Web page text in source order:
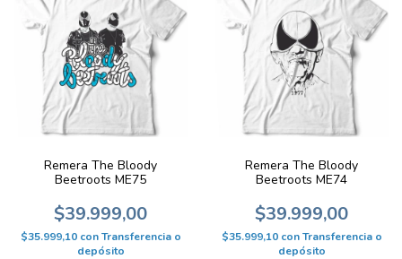
Remera The Bloody
Beetroots ME75
$39.999,00
$35.999,10 con Transferencia o
depósito
Remera The Bloody
Beetroots ME74
$39.999,00
$35.999,10 con Transferencia o
depósito